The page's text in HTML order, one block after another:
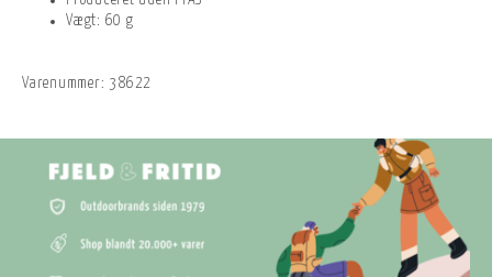
Vægt: 60 g
Varenummer: 38622